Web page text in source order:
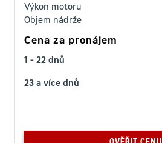
Výkon motoru
Objem nádrže
Cena za pronájem
1 - 22 dnů
23 a více dnů